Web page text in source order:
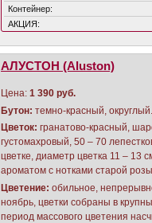
Контейнер:
АКЦИЯ:
АЛУСТОН (Aluston)
Цена:1 390 руб.
Бутон:темно-красный, округлый.
Цветок:гранатово-красный,
густомахровый, 50 – 70
цветке, диаметр цветка 11 – 13
ароматом с нотками старой
Цветение: обильное,
ноябрь, цветки собраны в
период массового цветения